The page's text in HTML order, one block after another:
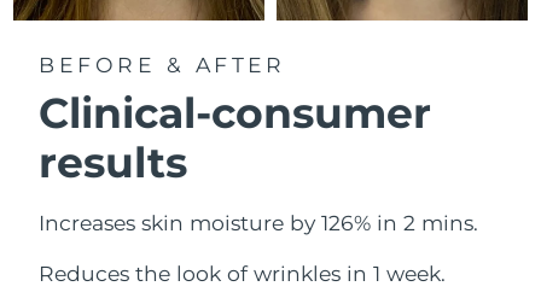
BEFORE & AFTER
Clinical-consumer
results
Increases skin moisture by 126% in 2 mins.
Reduces the look of wrinkles in 1 week.
Umman Tahmini teslim tarihi 8/15/26
Filipinler
Polonya Tahmini teslim tarihi
Portekiz
Tahmini teslim tarihi